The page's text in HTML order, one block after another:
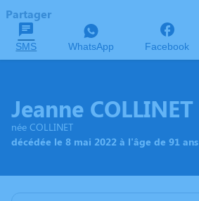
Partager
SMS WhatsApp Facebook
Jeanne COLLINET
née COLLINET
décédée le 8 mai 2022 à l'âge de 91 ans